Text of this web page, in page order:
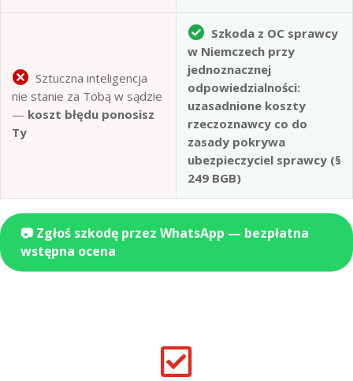
Sztuczna inteligencja
nie stanie za Tobą w sądzie
— koszt błędu ponosisz
Ty
Szkoda z OC sprawcy
w Niemczech przy
jednoznacznej
odpowiedzialności:
uzasadnione koszty
rzeczoznawcy co do
zasady pokrywa
ubezpieczyciel sprawcy (§
249 BGB)
📷 Zgłoś szkodę przez WhatsApp — bezpłatna
wstępna ocena
